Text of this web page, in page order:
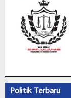
Politik Terbaru